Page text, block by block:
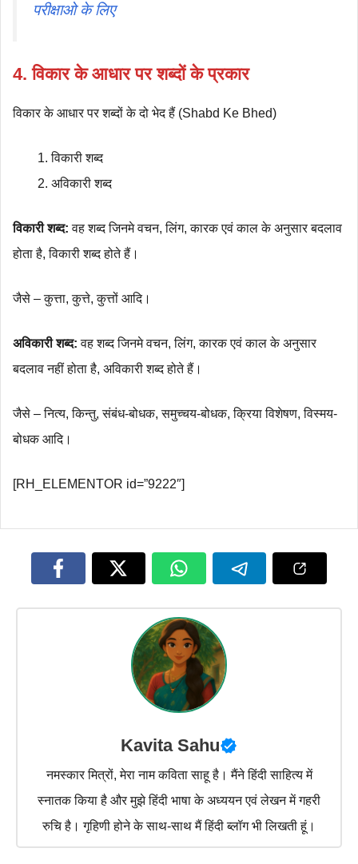
परीक्षाओ के लिए
4. विकार के आधार पर शब्दों के प्रकार
विकार के आधार पर शब्दों के दो भेद हैं (Shabd Ke Bhed)
विकारी शब्द
अविकारी शब्द
विकारी शब्द:वह शब्द जिनमे वचन, लिंग, कारक एवं काल के अनुसार बदलाव
होता है, विकारी शब्द होते हैं।
जैसे – कुत्ता, कुत्ते, कुत्तों आदि।
अविकारी शब्द:वह शब्द जिनमे वचन, लिंग, कारक एवं काल के अनुसार
बदलाव नहीं होता है, अविकारी शब्द होते हैं।
जैसे – नित्य, किन्तु, संबंध-बोधक, समुच्चय-बोधक, क्रिया विशेषण, विस्मय-
बोधक आदि।
[RH_ELEMENTOR id=”9222″]
Kavita Sahu
नमस्कार मित्रों, मेरा नाम कविता साहू है। मैंने हिंदी साहित्य में
स्नातक किया है और मुझे हिंदी भाषा के अध्ययन एवं लेखन में गहरी
रुचि है। गृहिणी होने के साथ-साथ मैं हिंदी ब्लॉग भी लिखती हूं।